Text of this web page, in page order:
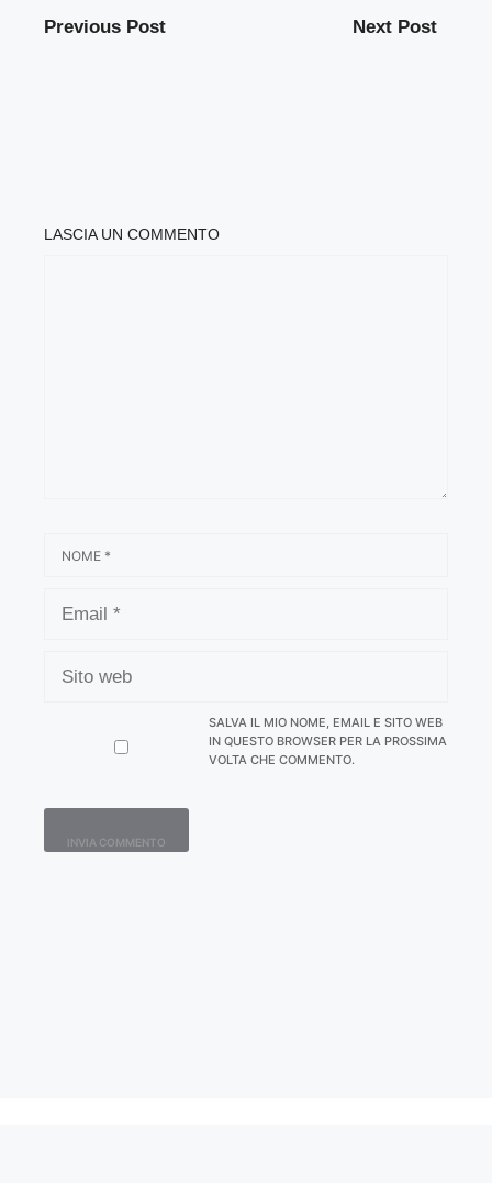
Previous Post Next Post
LASCIA UN COMMENTO
WEB
SALVA IL MIO NOME, EMAIL E SITO WEB
IN QUESTO BROWSER PER LA PROSSIMA
VOLTA CHE COMMENTO.